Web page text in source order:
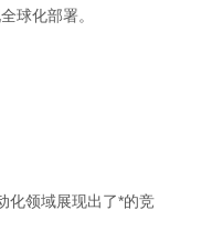
球化部署。
化领域展现出了*的竞